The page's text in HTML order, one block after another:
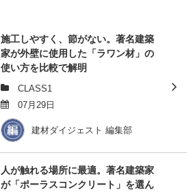
施工しやすく、節がない。著名建築
家が外壁に使用した「ラワン材」の
使い方を比較で解明
CLASS1
07月29日
建材ダイジェスト 編集部
人が触れる場所に最適。著名建築家
が「ポーラスコンクリート」を選ん